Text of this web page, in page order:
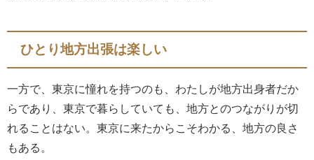
ひとり地方出張は楽しい
一方で、東京に憧れを持つのも、わたしが地方出身者だか
らであり、東京で暮らしていても、地方とのつながりが切
れることはない。東京に来たからこそわかる、地方の良さ
もある。